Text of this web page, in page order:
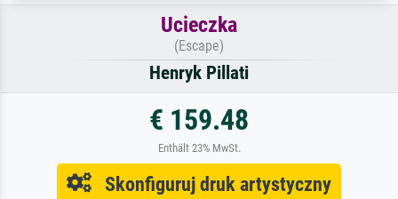
Ucieczka
(Escape)
Henryk Pillati
€ 159.48
Enthält 23% MwSt.
Skonfiguruj druk artystyczny